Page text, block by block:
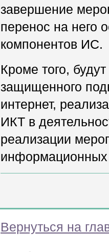
завершение
перенос на него
компонентов ИС.
Кроме того,
защищенного
интернет,
ИКТ в
реализации
информационных
Вернуться на